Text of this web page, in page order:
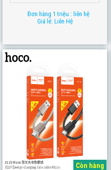
Đơn hàng 1 triệu : liên hệ
Giá lẻ: Liên Hệ
Còn hàng